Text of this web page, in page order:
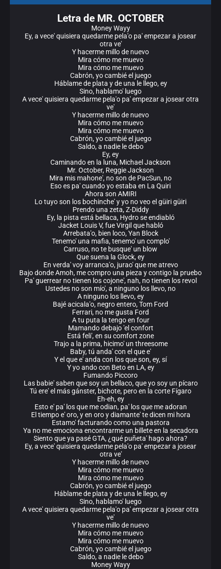
Letra de MR. OCTOBER
Money Wayy
Ey, a vece' quisiera quedarme pela'o pa' empezar a josear
otra ve'
Y hacerme millo de nuevo
Mira cómo me muevo
Mira cómo me muevo
Cabrón, yo cambié el juego
Háblame de plata y de una le llego, ey
Sino, hablamo' luego
A vece' quisiera quedarme pela'o pa' empezar a josear otra
ve'
Y hacerme millo de nuevo
Mira cómo me muevo
Mira cómo me muevo
Cabrón, yo cambié el juego
Saldo, a nadie le debo
Ey, ey
Caminando en la luna, Michael Jackson
Mr. October, Reggie Jackson
Mira mis mahone', no son de PacSun, no
Eso es pa' cuando yo estaba en La Quiri
Ahora son AMIRI
Lo tuyo son los bochinche' y yo no veo el güiri güiri
Prendo una zeta, Z-Diddy
Ey, la pista está bellaca, Hydro se endiabló
Jacket Louis V, fue Virgil que habló
Arrebata'o, bien loco, Yan Block
Tenemo' una mafia, tenemo' un complo'
Carruso, no te busque' un blow
Que suena la Glock, ey
En verda' voy arranca'o, jurao' que me atrevo
Bajo donde Amoh, me compro una pieza y contigo la pruebo
Pa' guerrear no tienen los cojone', nah, no tienen los revol
Ustedes no son mío', a ninguno los llevo, no
A ninguno los llevo, ey
Bajé acicala'o, negro entero, Tom Ford
Ferrari, no me gusta Ford
A tu puta la tengo en four
Mamando debajo 'el confort
Está feli', en su comfort zone
Trajo a la prima, hicimo' un threesome
Baby, tú anda' con el que e'
Y el que e' anda con los que son, ey, sí
Y yo ando con Beto en LA, ey
Fumando Piccoro
Las babie' saben que soy un bellaco, que yo soy un pícaro
Tú ere' el más gánster, bichote, pero en la corte Fígaro
Eh-eh, ey
Esto e' pa' los que me odian, pa' los que me adoran
El tiempo e' oro, y en oro y diamante' te dicen mi hora
Estamo' facturando como una pastora
Ya no me emociona encontrarme un billete en la secadora
Siento que ya pasé GTA, ¿qué puñeta' hago ahora?
Ey, a vece' quisiera quedarme pela'o pa' empezar a josear
otra ve'
Y hacerme millo de nuevo
Mira cómo me muevo
Mira cómo me muevo
Cabrón, yo cambié el juego
Háblame de plata y de una le llego, ey
Sino, hablamo' luego
A vece' quisiera quedarme pela'o pa' empezar a josear otra
ve'
Y hacerme millo de nuevo
Mira cómo me muevo
Mira cómo me muevo
Cabrón, yo cambié el juego
Saldo, a nadie le debo
Money Wayy